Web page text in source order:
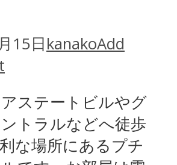
15日kanakoAdd
ステートビルやグ
トラルなどへ徒歩
な場所にあるプチ